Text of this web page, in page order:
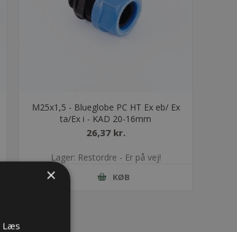
M25x1,5 - Blueglobe PC HT Ex eb/ Ex
ta/Ex i - KAD 20-16mm
26,37 kr.
Lager: Restordre - Er på vej!
KØB
×
Læs